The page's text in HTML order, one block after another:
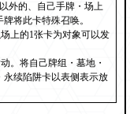
外的、自己手牌・场上
将此卡特殊召唤。
上的1张卡为对象可以发
。将自己牌组・墓地・
永续陷阱卡以表侧表示放